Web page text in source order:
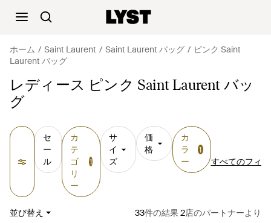
ホーム Saint Laurent Saint Laurent バッグ
ピンク Saint
Laurent バッグ
レディース ピンク Saint Laurent バッ
グ
セ
ー
ル
カ
テ
ゴ
リ
ー
1
サ
イ
ズ
価
格
カ
ラ
ー
1
すべてのフィ
並び替え 33件の結果 2店のパートナーより